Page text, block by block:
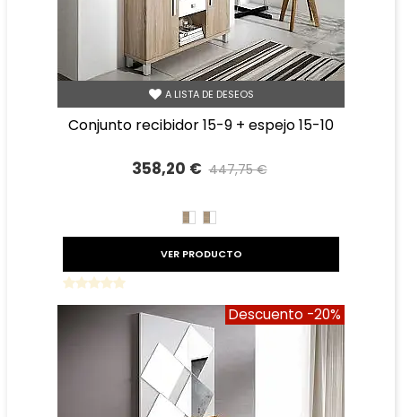
A LISTA DE DESEOS
conjunto recibidor 15-9 + espejo 15-10
358,20 € 447,75 €
CAMBRIAN/BLANCO
BLANCO/CAMBRIAN
VER PRODUCTO
Descuento -20%